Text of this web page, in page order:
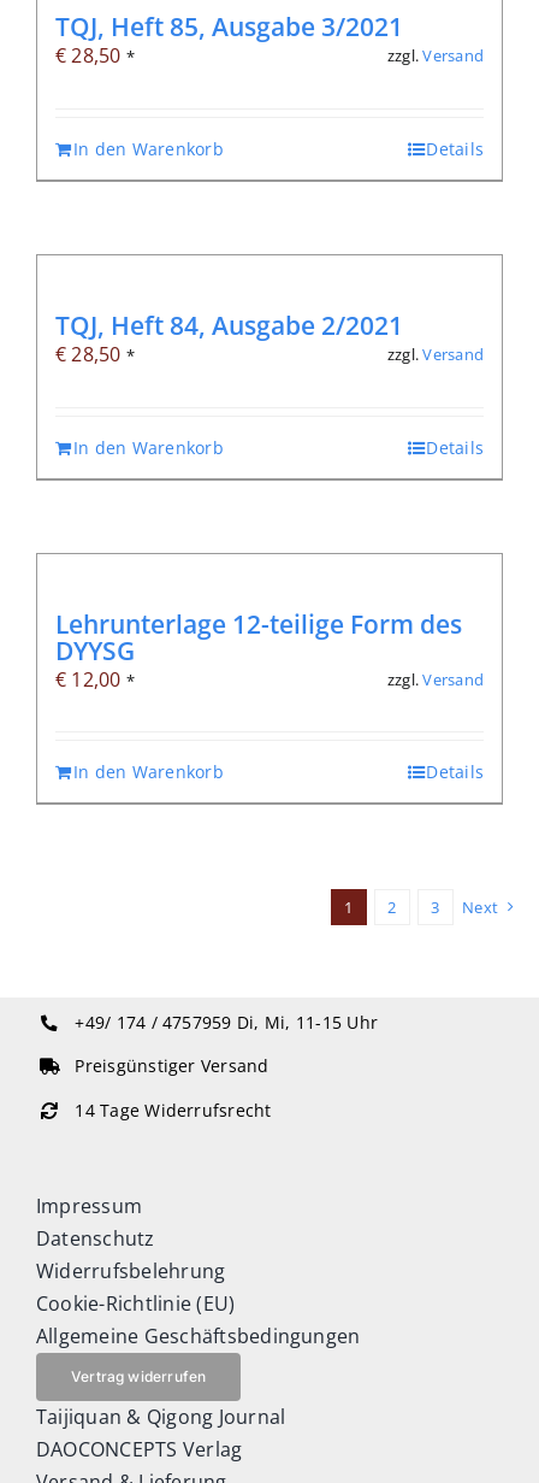
TQJ, Heft 85, Ausgabe 3/2021
€28,50 * zzgl.Versand
In den Warenkorb Details
TQJ, Heft 84, Ausgabe 2/2021
€28,50 * zzgl.Versand
In den Warenkorb Details
Lehrunterlage 12-teilige Form des
DYYSG
€ 12,00 * zzgl.Versand
In den Warenkorb Details
1 2 3 Next
+49/ 174 / 4757959 Di, Mi, 11-15 Uhr
Preisgünstiger Versand
14 Tage Widerrufsrecht
Impressum
Datenschutz
Widerrufsbelehrung
Cookie-Richtlinie (EU)
Allgemeine Geschäftsbedingungen
Vertrag widerrufen
Taijiquan & Qigong Journal
DAOCONCEPTS Verlag